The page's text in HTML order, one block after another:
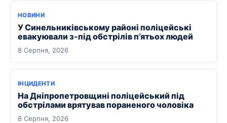
НОВИНИ
У Синельниківському районі поліцейські
евакуювали з-під обстрілів п’ятьох людей
8 Серпня, 2026
ІНЦИДЕНТИ
На Дніпропетровщині поліцейський під
обстрілами врятував пораненого чоловіка
8 Серпня, 2026